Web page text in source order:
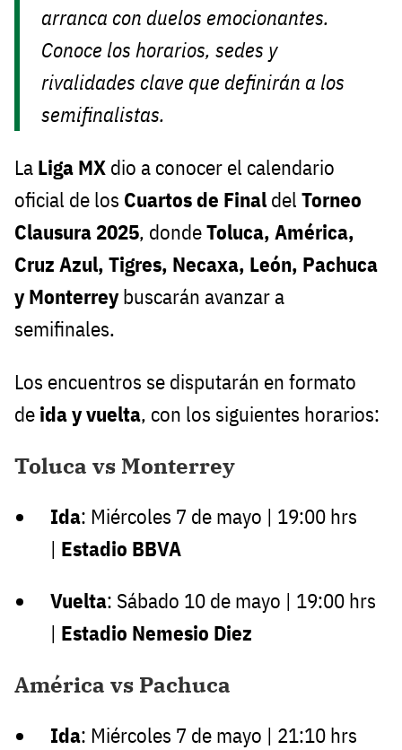
arranca con duelos emocionantes.
Conoce los horarios, sedes y
rivalidades clave que definirán a los
semifinalistas.
La Liga MX dio a conocer el calendario
oficial de los Cuartos de Final del Torneo
Clausura 2025, dondeToluca, América,
Cruz Azul, Tigres, Necaxa, León, Pachuca
y Monterreybuscarán avanzar a
semifinales.
Los encuentros se disputarán en formato
de ida y vuelta, con los siguientes horarios:
Toluca vs Monterrey
Ida: Miércoles 7 de mayo | 19:00 hrs
| Estadio BBVA
Vuelta: Sábado 10 de mayo | 19:00 hrs
| Estadio Nemesio Diez
América vs Pachuca
Ida: Miércoles 7 de mayo | 21:10 hrs